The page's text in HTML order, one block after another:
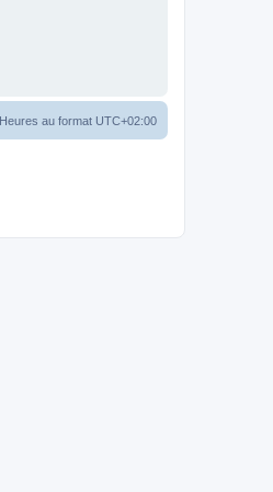
Heures au format UTC+02:00